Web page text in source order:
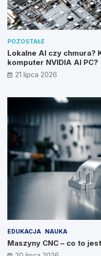
POZOSTAŁE
Lokalne AI czy chmura?
komputer NVIDIA AI PC?
21 lipca 2026
EDUKACJA NAUKA
Maszyny CNC – co to